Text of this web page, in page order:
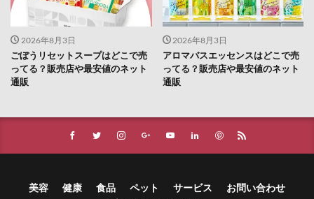
2026年8月3日
ごぼうリセットスープはどこで売
ってる？販売店や最安値のネット
通販
2026年8月3日
アロマバスエッセンスはどこで売
ってる？販売店や最安値のネット
通販
美容 健康 食品 ペット サービス
お問い合わせ